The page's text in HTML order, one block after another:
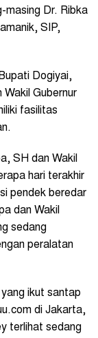
masing Dr. Ribka
SIP,
Dogiyai,
Wakil Gubernur
fasilitas
SH dan Wakil
hari terakhir
pendek beredar
dan Wakil
sedang
peralatan
ikut santap
di Jakarta,
terlihat sedang